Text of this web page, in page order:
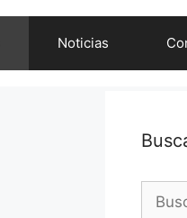
Noticias
Buscar: